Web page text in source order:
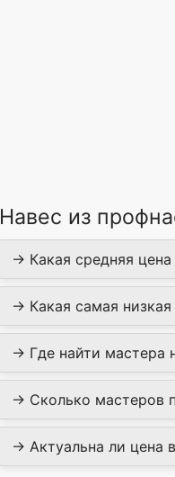
Навес из
→ Какая средняя
→ Какая самая
→ Где найти мастера
→ Сколько мастеров
→ Актуальна ли цена